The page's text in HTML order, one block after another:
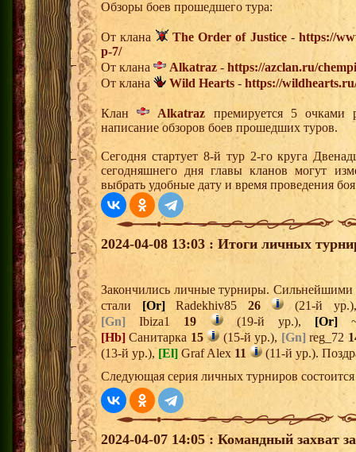
Обзоры боев прошедшего тура:
От клана The Order of Justice- https://
p-7/
От клана
Alkatraz - https://azclan.ru/
От клана
Wild Hearts - https://
Клан Alkatraz премируется 5 очками
написание обзоров боев прошедших туров.
Сегодня стартует 8-й тур 2-го круга
сегодняшнего дня главы кланов могут
выбрать удобные дату и время проведения
2024-04-08 13:03 : Итоги личных
Закончились личные турниры. Сильнейшими
стали [Or]Radekhiv85 26
(21-й
[Gn] Ibiza1 19 (19-й ур.), [Or]
[Hb] Санитарка 15 (15-й ур.), [Gn] reg_72
(13-й ур.),[El] Graf Alex 11
(11-й ур.).
Следующая серия личных турниров состоится
2024-04-07 14:05 : Командный захват